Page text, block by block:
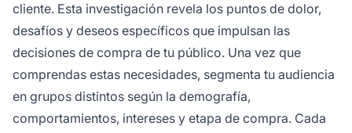
cliente. Esta investigación revela los puntos de dolor,
desafíos y deseos específicos que impulsan las
decisiones de compra de tu público. Una vez que
comprendas estas necesidades, segmenta tu audiencia
en grupos distintos según la demografía,
comportamientos, intereses y etapa de compra. Cada